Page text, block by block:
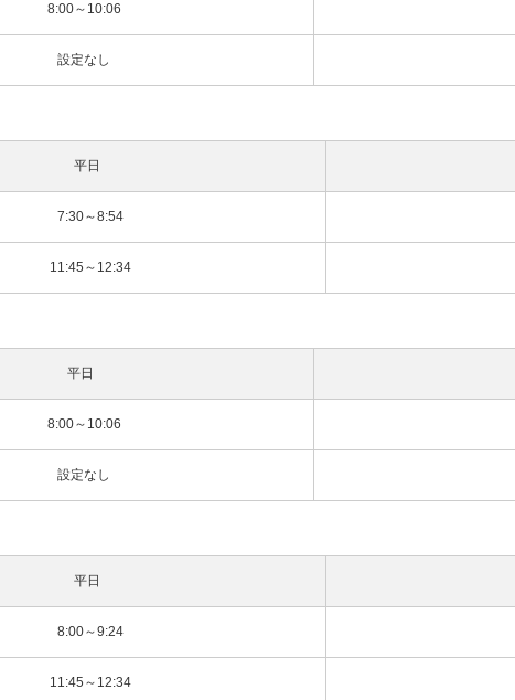
8:00～10:06
設定なし
平日
7:30～8:54
11:45～12:34
平日
8:00～10:06
設定なし
平日
8:00～9:24
11:45～12:34